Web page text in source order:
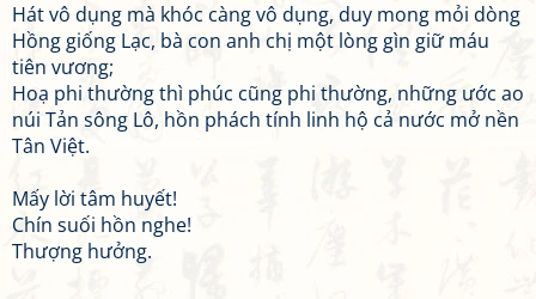
Hát vô dụng mà khóc càng vô dụng, duy mong mỏi dòng
Hồng giống Lạc, bà con anh chị một lòng gìn giữ máu
tiên vương;
Hoạ phi thường thì phúc cũng phi thường, những ước ao
núi Tản sông Lô, hồn phách tính linh hộ cả nước mở nền
Tân Việt.
Mấy lời tâm huyết!
Chín suối hồn nghe!
Thượng hưởng.